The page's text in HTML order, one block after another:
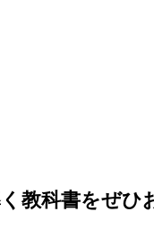
教科書をぜひ